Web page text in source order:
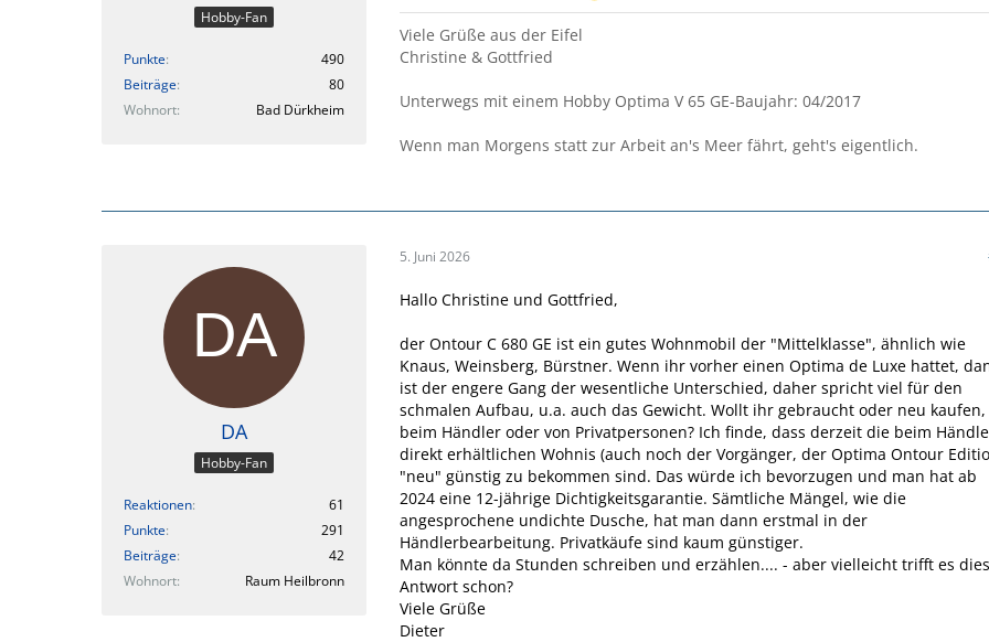
Hobby-Fan
Punkte
490
Beiträge
80
Wohnort
Bad Dürkheim
Viele Grüße aus der Eifel
Christine & Gottfried
Unterwegs mit einem Hobby Optima V 65 GE-Baujahr: 04/2017
Wenn man Morgens statt zur Arbeit an's Meer fährt, geht's eigentlich.
DA
Hobby-Fan
Reaktionen
61
Punkte
291
Beiträge
42
Wohnort
Raum Heilbronn
5. Juni 2026
Hallo Christine und Gottfried,
der Ontour C 680 GE ist ein gutes Wohnmobil der "Mittelklasse", ähnlich wie
Knaus, Weinsberg, Bürstner. Wenn ihr vorher einen Optima de Luxe hattet,
ist der engere Gang der wesentliche Unterschied, daher spricht viel für den
schmalen Aufbau, u.a. auch das Gewicht. Wollt ihr gebraucht oder neu kaufen,
beim Händler oder von Privatpersonen? Ich finde, dass derzeit die beim
direkt erhältlichen Wohnis (auch noch der Vorgänger, der Optima Ontour
"neu" günstig zu bekommen sind. Das würde ich bevorzugen und man hat ab
2024 eine 12-jährige Dichtigkeitsgarantie. Sämtliche Mängel, wie die
angesprochene undichte Dusche, hat man dann erstmal in der
Händlerbearbeitung. Privatkäufe sind kaum günstiger.
Man könnte da Stunden schreiben und erzählen.... - aber vielleicht trifft es
Antwort schon?
Viele Grüße
Dieter